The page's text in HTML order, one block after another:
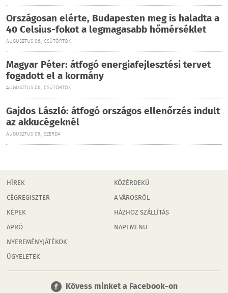
Országosan elérte, Budapesten meg is haladta a
40 Celsius-fokot a legmagasabb hőmérséklet
AUGUSZTUS 06., CSÜTÖRTÖK
Magyar Péter: átfogó energiafejlesztési tervet
fogadott el a kormány
AUGUSZTUS 06., CSÜTÖRTÖK
Gajdos László: átfogó országos ellenőrzés indult
az akkucégeknél
AUGUSZTUS 05., SZERDA
HÍREK
CÉGREGISZTER
KÉPEK
APRÓ
NYEREMÉNYJÁTÉKOK
ÜGYELETEK
KÖZÉRDEKŰ
A VÁROSRÓL
HÁZHOZ SZÁLLÍTÁS
NAPI MENÜ
Kövess minket a Facebook-on